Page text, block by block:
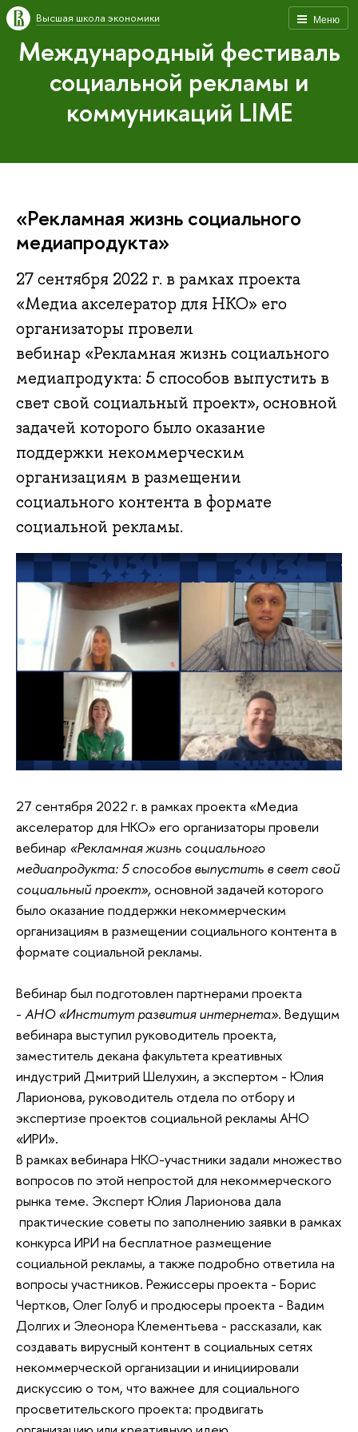
Меню
Высшая школа экономики
Международный фестиваль
социальной рекламы и
коммуникаций LIME
«Рекламная жизнь социального
медиапродукта»
27 сентября 2022 г. в рамках проекта
«Медиа акселератор для НКО» его
организаторы провели
вебинар «Рекламная жизнь социального
медиапродукта: 5 способов выпустить в
свет свой социальный проект», основной
задачей которого было оказание
поддержки некоммерческим
организациям в размещении
социального контента в формате
социальной рекламы.
27 сентября 2022 г. в рамках проекта «Медиа
акселератор для НКО» его организаторы провели
вебинар «Рекламная жизнь социального
медиапродукта: 5 способов выпустить в свет свой
социальный проект»,основной задачей которого
было оказание поддержки некоммерческим
организациям в размещении социального контента в
формате социальной рекламы.
Вебинар был подготовлен партнерами проекта
- АНО «Институт развития интернета». Ведущим
вебинара выступил руководитель проекта,
заместитель декана факультета креативных
индустрий Дмитрий Шелухин, а экспертом - Юлия
Ларионова, руководитель отдела по отбору и
экспертизе проектов социальной рекламы АНО
«ИРИ».
В рамках вебинара НКО-участники задали множество
вопросов по этой непростой для некоммерческого
рынка теме. Эксперт Юлия Ларионова дала
практические советы по заполнению заявки в рамках
конкурса ИРИ на бесплатное размещение
социальной рекламы, а также подробно ответила на
вопросы участников. Режиссеры проекта - Борис
Чертков, Олег Голуб и продюсеры проекта - Вадим
Долгих и Элеонора Клементьева - рассказали, как
создавать вирусный контент в социальных сетях
некоммерческой организации и инициировали
дискуссию о том, что важнее для социального
просветительского проекта: продвигать